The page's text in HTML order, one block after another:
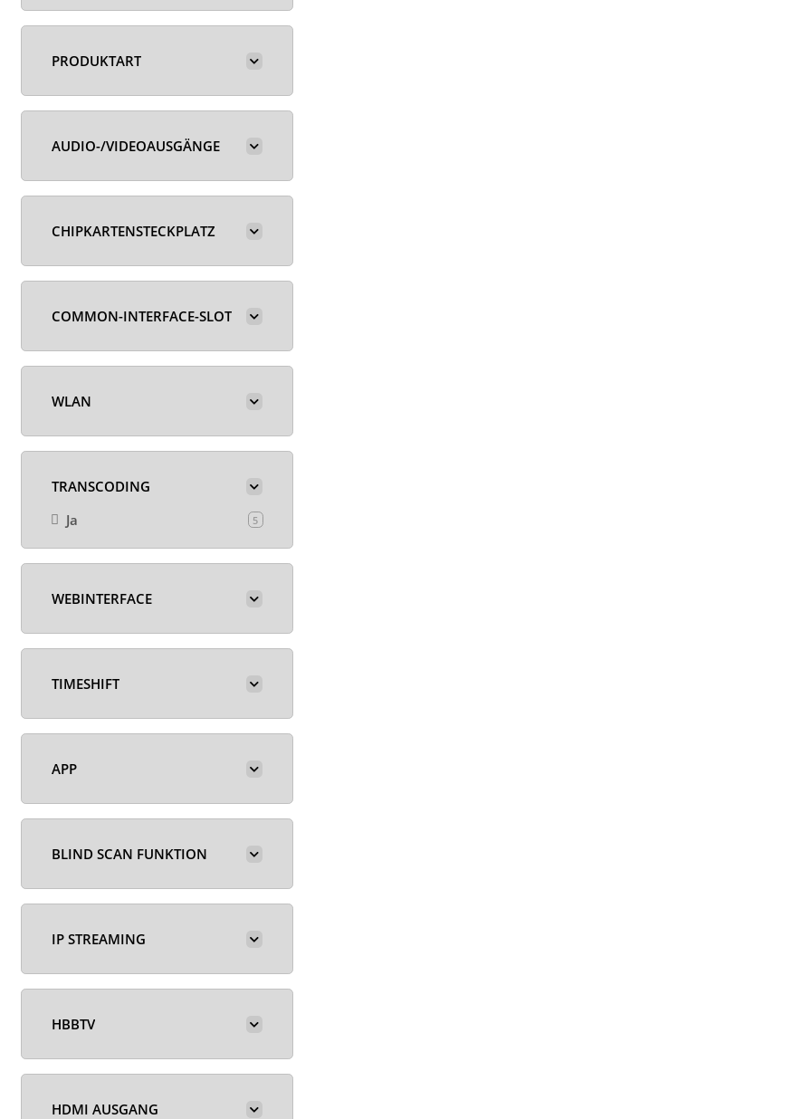
PRODUKTART
AUDIO-/VIDEOAUSGÄNGE
CHIPKARTENSTECKPLATZ
COMMON-INTERFACE-SLOT
WLAN
TRANSCODING
Ja
5
WEBINTERFACE
TIMESHIFT
APP
BLIND SCAN FUNKTION
IP STREAMING
HBBTV
HDMI AUSGANG